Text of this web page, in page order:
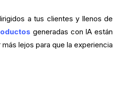
a tus clientes y llenos de
generadas con IA están
lejos para que la experiencia